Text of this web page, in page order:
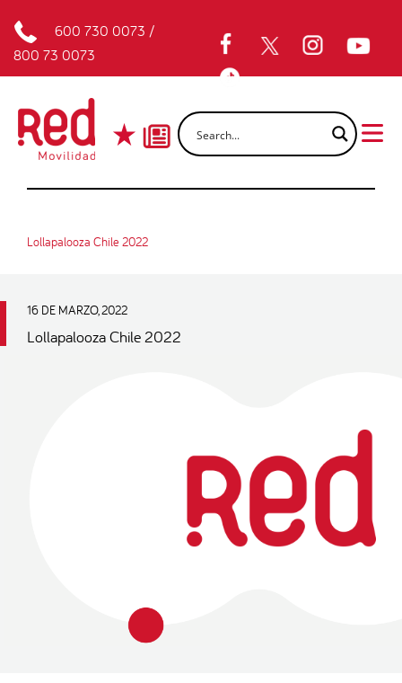
600 730 0073 /
800 73 0073
Lollapalooza Chile 2022
16 DE MARZO, 2022
Lollapalooza Chile 2022